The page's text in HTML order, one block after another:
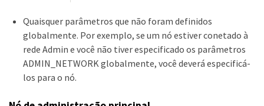
Quaisquer parâmetros que não foram definidos
globalmente. Por exemplo, se um nó estiver conetado à
rede Admin e você não tiver especificado os parâmetros
ADMIN_NETWORK globalmente, você deverá especificá-
los para o nó.